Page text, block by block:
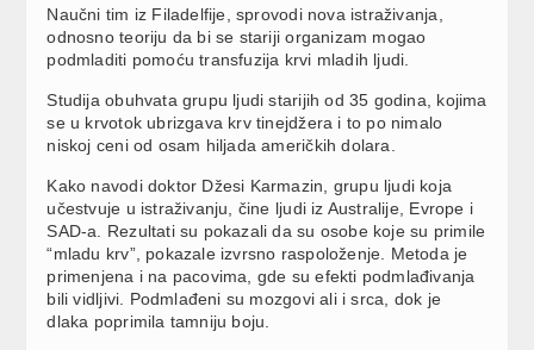
Naučni tim iz Filadelfije, sprovodi nova istraživanja,
odnosno teoriju da bi se stariji organizam mogao
podmladiti pomoću transfuzija krvi mladih ljudi.
Studija obuhvata grupu ljudi starijih od 35 godina, kojima
se u krvotok ubrizgava krv tinejdžera i to po nimalo
niskoj ceni od osam hiljada američkih dolara.
Kako navodi doktor Džesi Karmazin, grupu ljudi koja
učestvuje u istraživanju, čine ljudi iz Australije, Evrope i
SAD-a. Rezultati su pokazali da su osobe koje su primile
“mladu krv”, pokazale izvrsno raspoloženje. Metoda je
primenjena i na pacovima, gde su efekti podmlađivanja
bili vidljivi. Podmlađeni su mozgovi ali i srca, dok je
dlaka poprimila tamniju boju.